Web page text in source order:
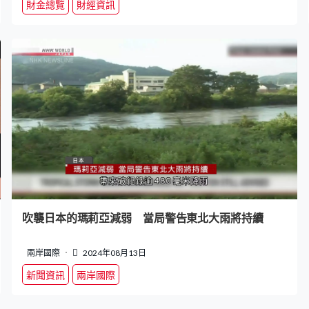
財金總覽 財經資訊
吹襲日本的瑪莉亞減弱 當局警告東北大雨將持續
兩岸國際 2024年08月13日
新聞資訊 兩岸國際